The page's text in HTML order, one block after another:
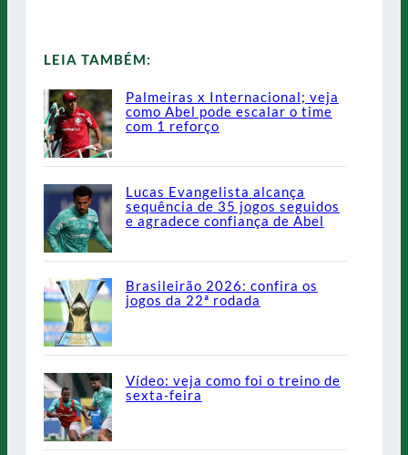
LEIA TAMBÉM:
Palmeiras x Internacional; veja
como Abel pode escalar o time
com 1 reforço
Lucas Evangelista alcança
sequência de 35 jogos seguidos
e agradece confiança de Abel
Brasileirão 2026: confira os
jogos da 22ª rodada
Vídeo: veja como foi o treino de
sexta-feira